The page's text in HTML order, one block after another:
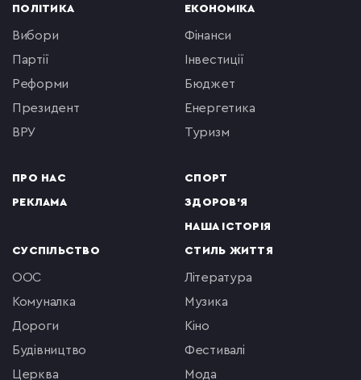
ПОЛІТИКА
вибори
партії
реформи
президент
ВРУ
ПРО НАС
РЕКЛАМА
ЕКОНОМІКА
фінанси
інвестиції
бюджет
енергетика
туризм
СПОРТ
ЗДОРОВ'Я
НАША ІСТОРІЯ
СУСПІЛЬСТВО
ООС
комуналка
Дороги
будівництво
церква
СТИЛЬ ЖИТТЯ
література
музика
кіно
фестивалі
мода